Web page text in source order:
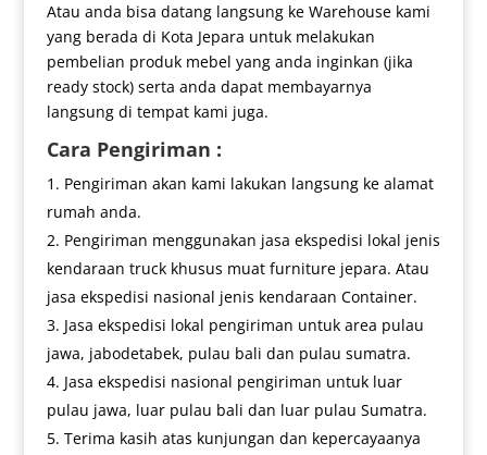
Atau anda bisa datang langsung ke Warehouse kami
yang berada di Kota Jepara untuk melakukan
pembelian produk mebel yang anda inginkan (jika
ready stock) serta anda dapat membayarnya
langsung di tempat kami juga.
Cara Pengiriman :
Pengiriman akan kami lakukan langsung ke alamat
rumah anda.
Pengiriman menggunakan jasa ekspedisi lokal jenis
kendaraan truck khusus muat furniture jepara. Atau
jasa ekspedisi nasional jenis kendaraan Container.
Jasa ekspedisi lokal pengiriman untuk area pulau
jawa, jabodetabek, pulau bali dan pulau sumatra.
Jasa ekspedisi nasional pengiriman untuk luar
pulau jawa, luar pulau bali dan luar pulau Sumatra.
Terima kasih atas kunjungan dan kepercayaanya